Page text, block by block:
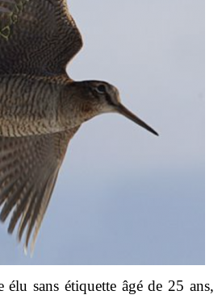
élu sans étiquette âgé de 25 ans,